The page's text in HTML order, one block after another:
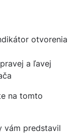
otvorenia
a ľavej
na tomto
vám predstavil